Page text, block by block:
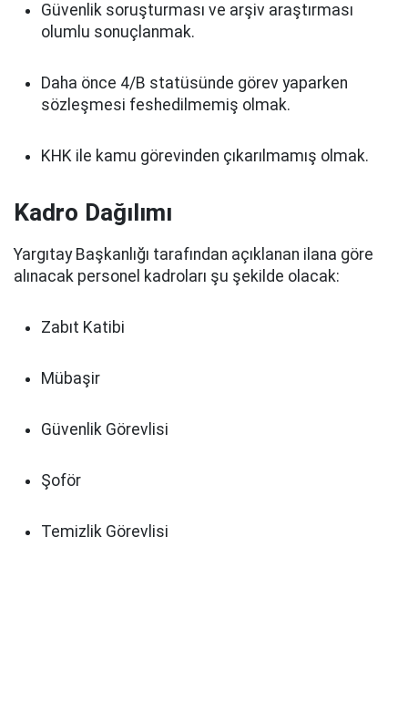
Güvenlik soruşturması ve arşiv araştırması
olumlu sonuçlanmak.
Daha önce 4/B statüsünde görev yaparken
sözleşmesi feshedilmemiş olmak.
KHK ile kamu görevinden çıkarılmamış olmak.
Kadro Dağılımı
Yargıtay Başkanlığı tarafından açıklanan ilana göre
alınacak personel kadroları şu şekilde olacak:
Zabıt Katibi
Mübaşir
Güvenlik Görevlisi
Şoför
Temizlik Görevlisi